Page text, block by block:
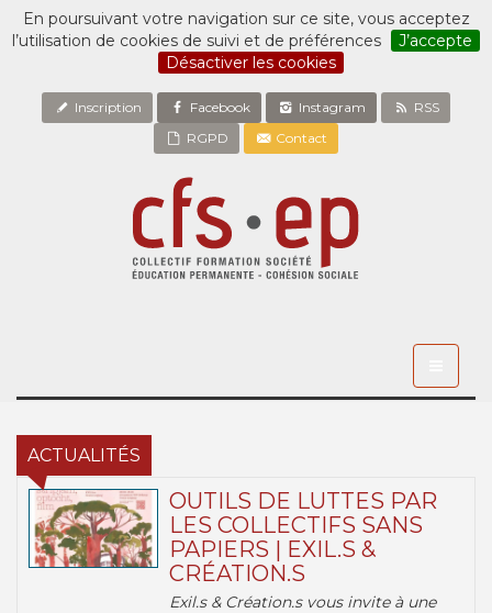
En poursuivant votre navigation sur ce site, vous acceptez
l’utilisation de cookies de suivi et de préférences
J’accepte
Désactiver les cookies
Inscription Facebook Instagram
RSS
RGPD
Contact
ACTUALITÉS
OUTILS DE LUTTES PAR
LES COLLECTIFS SANS
PAPIERS | EXIL.S &
CRÉATION.S
Exil.s & Création.s vous invite à une